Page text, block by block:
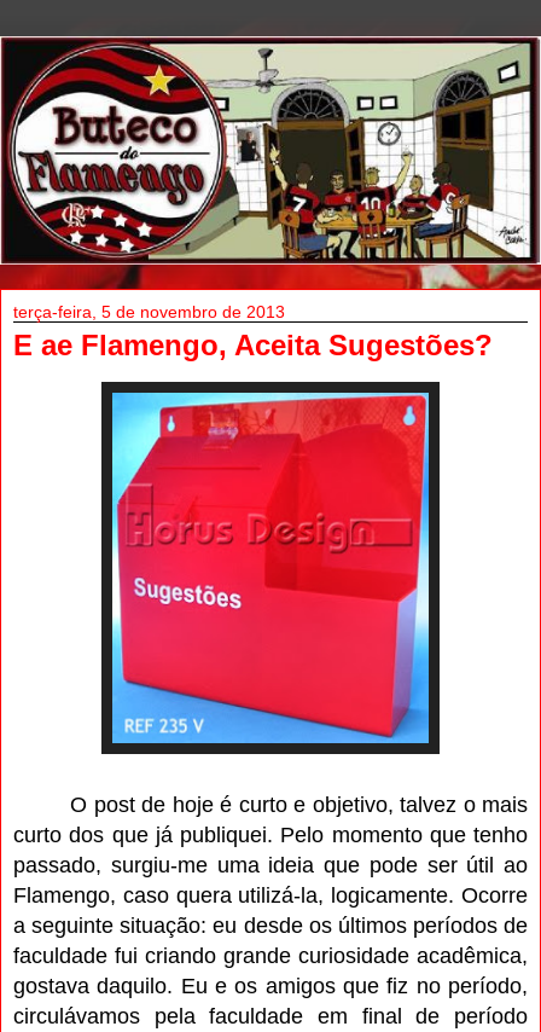
terça-feira, 5 de novembro de 2013
E ae Flamengo, Aceita Sugestões?
O post de hoje é curto e objetivo, talvez o mais
curto dos que já publiquei. Pelo momento que tenho
passado, surgiu-me uma ideia que pode ser útil ao
Flamengo, caso quera utilizá-la, logicamente. Ocorre
a seguinte situação: eu desde os últimos períodos de
faculdade fui criando grande curiosidade acadêmica,
gostava daquilo. Eu e os amigos que fiz no período,
circulávamos pela faculdade em final de período